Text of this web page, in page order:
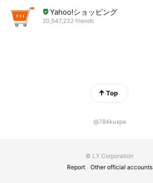
Yahoo!ショッピング
20,547,232 friends
Top
@784kuxpa
© LY Corporation
Report
Other official accounts